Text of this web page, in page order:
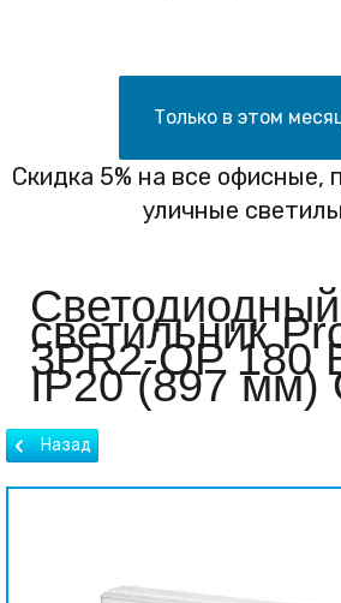
Только в этом
Скидка 5% на все
уличные
Светодиодный
светильник
3PR2-OP 180
IP20 (897 мм)